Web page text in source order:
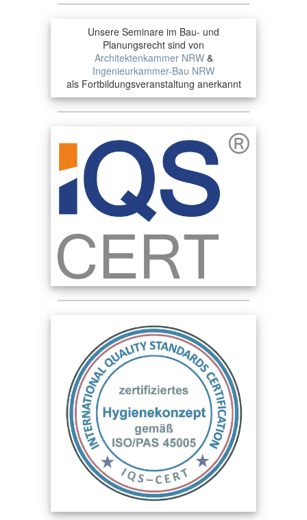
Unsere Seminare im Bau- und
Planungsrecht sind von
Architektenkammer NRW&
Ingenieurkammer-Bau NRW
als Fortbildungsveranstaltung anerkannt